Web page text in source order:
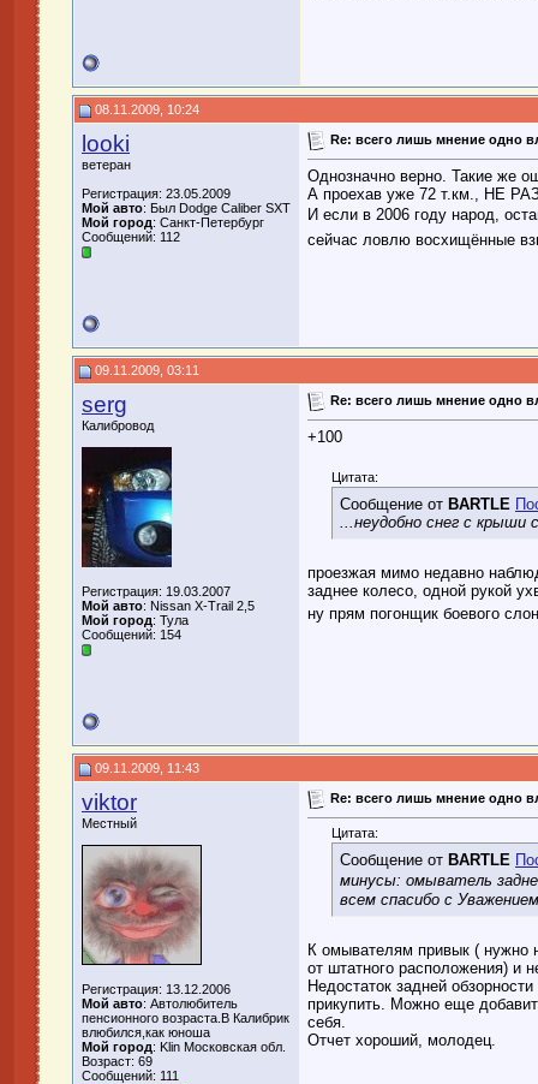
08.11.2009, 10:24
looki
ветеран
Регистрация: 23.05.2009
Мой авто: Был Dodge Caliber SXT
Мой город: Санкт-Петербург
Сообщений: 112
Re: всего лишь мнение одно
Однозначно верно. Такие же
А проехав уже 72 т.км., НЕ
И если в 2006 году народ,
сейчас ловлю восхищённые
09.11.2009, 03:11
serg
Калибровод
Регистрация: 19.03.2007
Мой авто: Nissan X-Trail 2,5
Мой город: Тула
Сообщений: 154
Re: всего лишь мнение одно
+100
Цитата:
Сообщение от BARTLE
...неудобно снег с крыши
проезжая мимо недавно
заднее колесо, одной рукой
ну прям погонщик боевого
09.11.2009, 11:43
viktor
Местный
Регистрация: 13.12.2006
Мой авто: Автолюбитель
пенсионного возраста.В Калибрик
влюбился,как юноша
Мой город: Klin Московская обл.
Возраст: 69
Сообщений: 111
Re: всего лишь мнение одно
Цитата:
Сообщение от BARTLE
минусы: омыватель
всем спасибо с
К омывателям привык ( нужно
от штатного расположения) и
Недостаток задней
прикупить. Можно еще
себя.
Отчет хороший, молодец.